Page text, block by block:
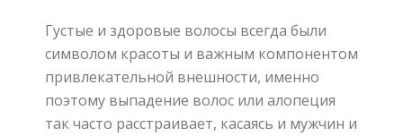
Густые и здоровые волосы всегда были
символом красоты и важным компонентом
привлекательной внешности, именно
поэтому выпадение волос или алопеция
так часто расстраивает, касаясь и мужчин и